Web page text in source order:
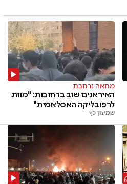
מחאה נרחבת
האיראנים שוב ברחובות: "מוות
לרפובליקה האסלאמית"
שמעון כץ